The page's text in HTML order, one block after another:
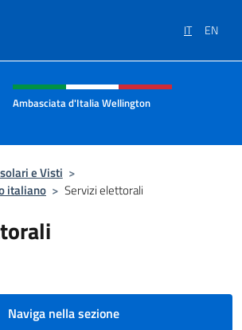
IT EN
sito, social e menù
Ambasciata d'Italia Wellington
e Visti >
italiano > Servizi elettorali
Naviga nella sezione